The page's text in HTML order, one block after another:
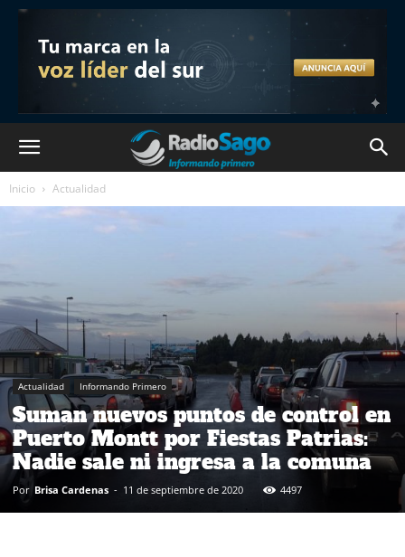
Inicio Actualidad
Actualidad Informando Primero
Suman nuevos puntos de control en
Puerto Montt por Fiestas Patrias:
Nadie sale ni ingresa a la comuna
Por Brisa Cardenas - 11 de septiembre de 2020 4497